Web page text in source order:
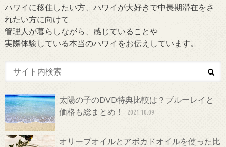
ハワイに移住したい方、ハワイが大好きで中長期滞在をさ
れたい方に向けて
管理人が暮らしながら、感じていることや
実際体験している本当のハワイをお伝えしています。
太陽の子のDVD特典比較は？ブルーレイと
価格も総まとめ！
2021.10.09
オリーブオイルとアボカドオイルを使った比